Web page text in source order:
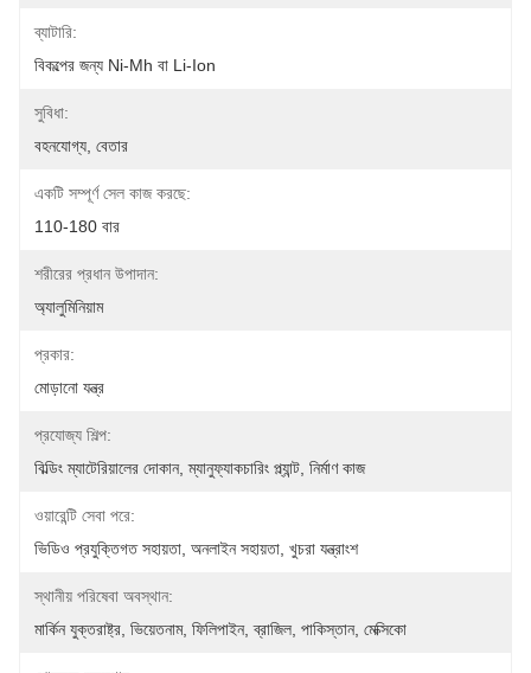
ব্যাটারি:
বিকল্পের জন্য Ni-Mh বা Li-Ion
সুবিধা:
বহনযোগ্য, বেতার
একটি সম্পূর্ণ সেল কাজ করছে:
110-180 বার
শরীরের প্রধান উপাদান:
অ্যালুমিনিয়াম
প্রকার:
মোড়ানো যন্ত্র
প্রযোজ্য শিল্প:
বিল্ডিং ম্যাটেরিয়ালের দোকান, ম্যানুফ্যাকচারিং প্ল্যান্ট, নির্মাণ কাজ
ওয়ারেন্টি সেবা পরে:
ভিডিও প্রযুক্তিগত সহায়তা, অনলাইন সহায়তা, খুচরা যন্ত্রাংশ
স্থানীয় পরিষেবা অবস্থান:
মার্কিন যুক্তরাষ্ট্র, ভিয়েতনাম, ফিলিপাইন, ব্রাজিল, পাকিস্তান, মেক্সিকো